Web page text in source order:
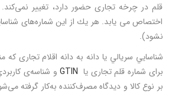
قلم در چرخه تجاری حضور دارد، تغيير
اختصاص می يابد. هر يك از این شماره‌های
نشود).
شناسايي سريالي يا دانه‌ به­ دانه اقلام تجاری
برای شماره قلم تجاری يا GTIN
بر نوع کالا و دیدگاه مصرف‌کننده به‌کار گرفته